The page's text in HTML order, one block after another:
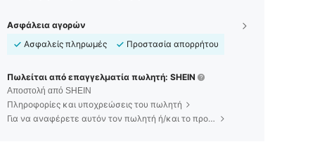
Ασφάλεια αγορών
Ασφαλείς πληρωμές
Προστασία απορρήτου
Πωλείται από επαγγελματία πωλητή: SHEIN
Αποστολή από SHEIN
Πληροφορίες και υποχρεώσεις του πωλητή
Για να αναφέρετε αυτόν τον πωλητή ή/και το προϊόν